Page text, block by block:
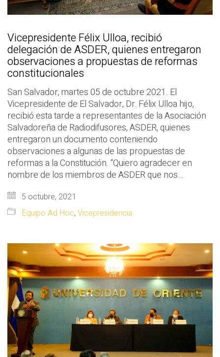
Vicepresidente Félix Ulloa, recibió
delegación de ASDER, quienes entregaron
observaciones a propuestas de reformas
constitucionales
San Salvador, martes 05 de octubre 2021. El
Vicepresidente de El Salvador, Dr. Félix Ulloa hijo,
recibió esta tarde a representantes de la Asociación
Salvadoreña de Radiodifusores, ASDER, quienes
entregaron un documento conteniendo
observaciones a algunas de las propuestas de
reformas a la Constitución. “Quiero agradecer en
nombre de los miembros de ASDER que nos…
5 octubre, 2021
Equipo Ad Hoc, Vicepresidencia